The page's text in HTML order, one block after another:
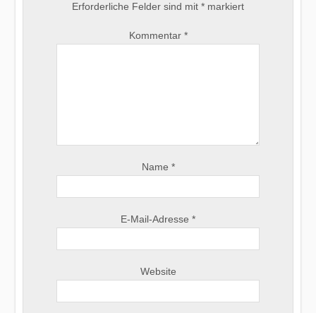
Erforderliche Felder sind mit * markiert
Kommentar *
Name *
E-Mail-Adresse *
Website